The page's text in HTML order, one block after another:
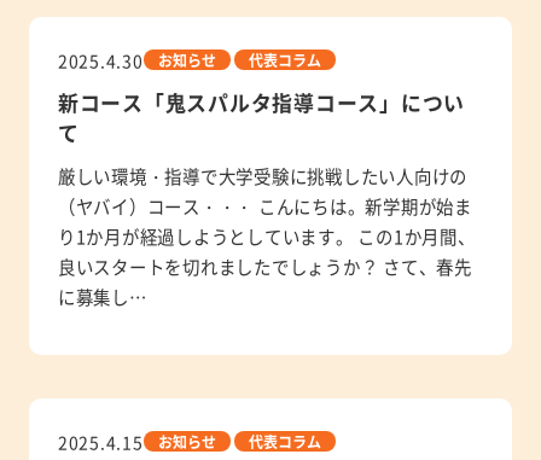
2025.4.30 お知らせ 代表コラム
新コース「鬼スパルタ指導コース」につい
て
厳しい環境・指導で大学受験に挑戦したい人向けの
（ヤバイ）コース・・・ こんにちは。新学期が始ま
り1か月が経過しようとしています。 この1か月間、
良いスタートを切れましたでしょうか？ さて、春先
に募集し…
2025.4.15 お知らせ 代表コラム